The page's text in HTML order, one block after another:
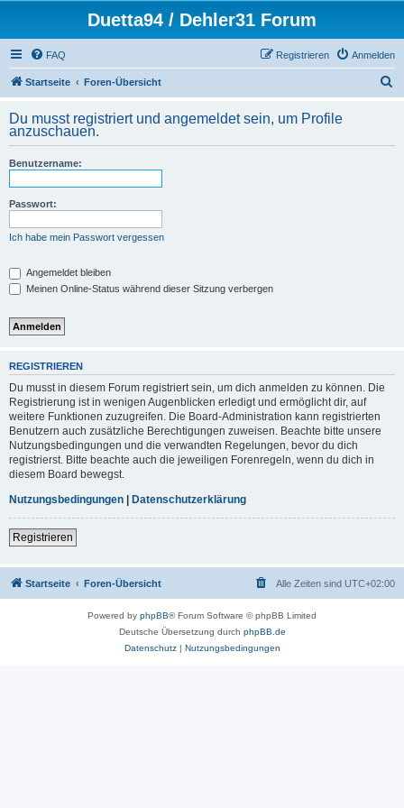
Duetta94 / Dehler31 Forum
FAQ Anmelden
Registrieren
Startseite Foren-Übersicht
h
Du musst registriert und angemeldet sein, um Profile
anzuschauen.
Benutzername:
Passwort:
Ich habe mein Passwort vergessen
Angemeldet bleiben
Meinen Online-Status während dieser Sitzung verbergen
REGISTRIEREN
Du musst in diesem Forum registriert sein, um dich anmelden zu können. Die
Registrierung ist in wenigen Augenblicken erledigt und ermöglicht dir, auf
weitere Funktionen zuzugreifen. Die Board-Administration kann registrierten
Benutzern auch zusätzliche Berechtigungen zuweisen. Beachte bitte unsere
Nutzungsbedingungen und die verwandten Regelungen, bevor du dich
registrierst. Bitte beachte auch die jeweiligen Forenregeln, wenn du dich in
diesem Board bewegst.
Nutzungsbedingungen | Datenschutzerklärung
Registrieren
Startseite Foren-Übersicht Alle Zeiten sind UTC+02:00
Powered by phpBB® Forum Software © phpBB Limited
Deutsche Übersetzung durch phpBB.de
Datenschutz| Nutzungsbedingungen